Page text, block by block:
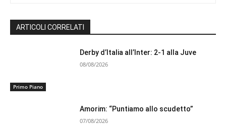
ARTICOLI CORRELATI
Primo Piano
Derby d’Italia all’Inter: 2-1 alla Juve
08/08/2026
Amorim: “Puntiamo allo scudetto”
07/08/2026